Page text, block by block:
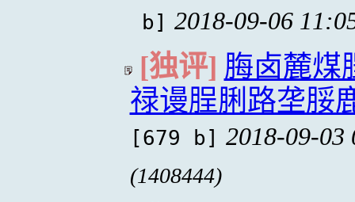
b] 2018-09-06
[独评] 脢卤麓煤
禄谩脭脷路垄脮
[679 b] 2018-09-03
(1408444)